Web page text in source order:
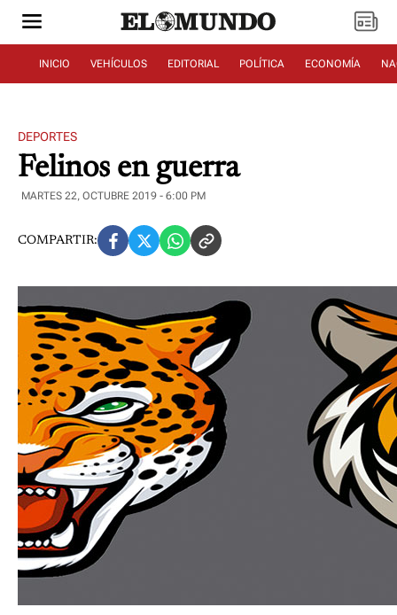
INICIO VEHÍCULOS EDITORIAL POLÍTICA ECONOMÍA
DEPORTES
Felinos en guerra
MARTES 22, OCTUBRE 2019 - 6:00 PM
COMPARTIR: